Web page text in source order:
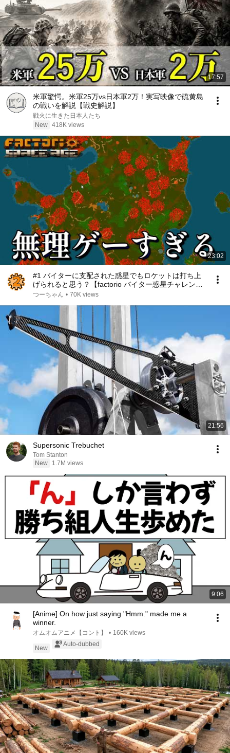
17:57
米軍驚愕。米軍25万vs日本軍2万！実写映像で硫黄島
の戦いを解説【戦史解説】
戦火に生きた日本人たち
New 418K views
23:02
#1 バイターに支配された惑星でもロケットは打ち上
げられると思う？【factorio バイター惑星チャレン
ジ】
つーちゃん • 70K views
21:56
Supersonic Trebuchet
Tom Stanton
New
1.7M views
9:06
[Anime] On how just saying "Hmm." made me a
winner.
オムオムアニメ【コント】 • 160K views
New
Auto-dubbed